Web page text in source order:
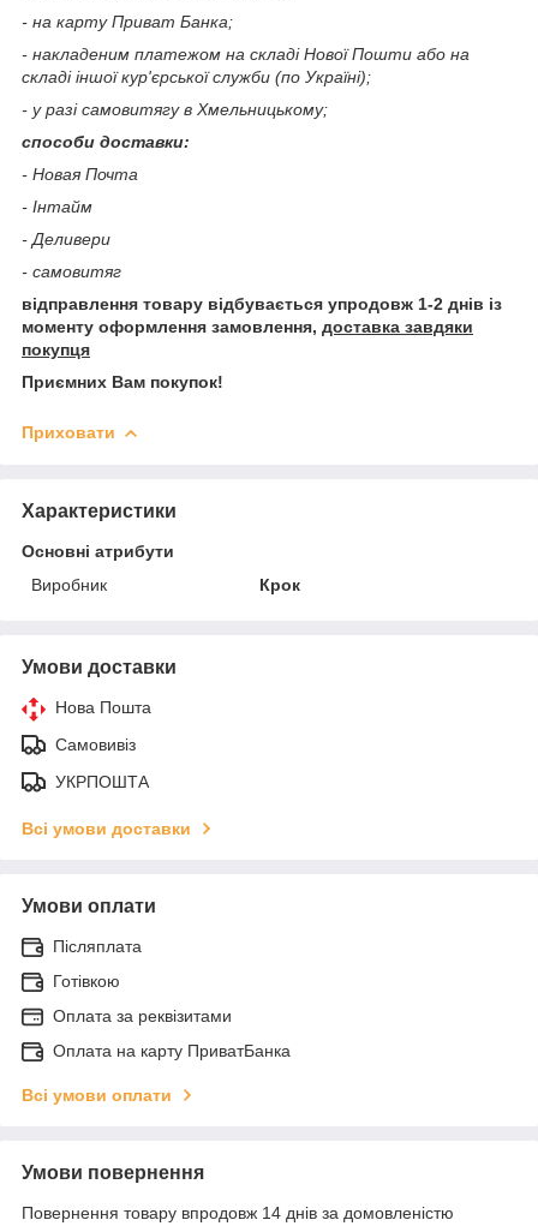
- на карту Приват Банка;
- накладеним платежом на складі Нової Пошти або на
складі іншої кур'єрської служби (по Україні);
- у разі самовитягу в Хмельницькому;
способи доставки:
- Новая Почта
- Інтайм
- Деливери
- самовитяг
відправлення товару відбувається упродовж 1-2 днів із
моменту оформлення замовлення, доставка завдяки
покупця
Приємних Вам покупок!
Приховати
Характеристики
Основні атрибути
Виробник
Крок
Умови доставки
Нова Пошта
Самовивіз
УКРПОШТА
Всі умови доставки
Умови оплати
Післяплата
Готівкою
Оплата за реквізитами
Оплата на карту ПриватБанка
Всі умови оплати
Умови повернення
Повернення товару впродовж 14 днів за домовленістю